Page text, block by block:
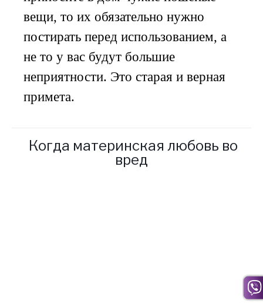
вещи, то их обязательно нужно
постирать перед использованием, а
не то у вас будут большие
неприятности. Это старая и верная
примета.
Когда материнская любовь во
вред